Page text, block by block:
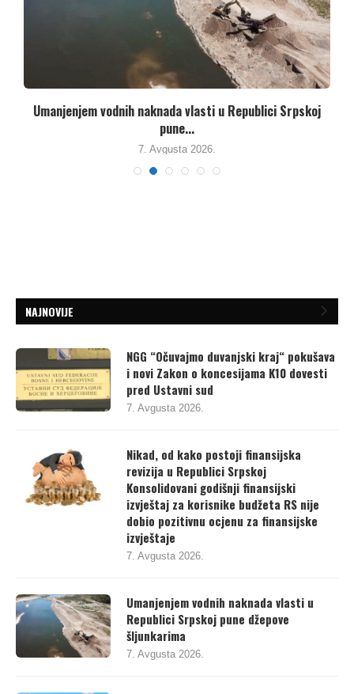
Umanjenjem vodnih naknada vlasti u Republici Srpskoj
pune...
7. Avgusta 2026.
NAJNOVIJE
NGG “Očuvajmo duvanjski kraj“ pokušava
i novi Zakon o koncesijama K10 dovesti
pred Ustavni sud
7. Avgusta 2026.
Nikad, od kako postoji finansijska
revizija u Republici Srpskoj
Konsolidovani godišnji finansijski
izvještaj za korisnike budžeta RS nije
dobio pozitivnu ocjenu za finansijske
izvještaje
7. Avgusta 2026.
Umanjenjem vodnih naknada vlasti u
Republici Srpskoj pune džepove
šljunkarima
7. Avgusta 2026.